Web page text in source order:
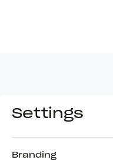
Settings
Branding